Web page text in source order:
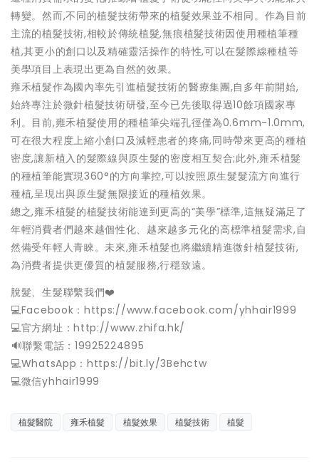
轉變。然而,不同的植髮技術帶來的植髮效果並不相同。作為目前
主流的植髮技術,相較於傳統植髮,無痕植髮技術因使用種植筆種
植,其更小的創口以及精確靈活操作的特性,可以在髮際線種植等
美學項目上表現出更為自然的效果。
雍禾植髮作為國內率先引進植髮技術的醫療集團,自多年前開始,
始終專注於微針植髮技術研發,至今已先後取得過10餘項國家專
利。目前,雍禾植髮使用的種植筆尖端孔徑僅為0.6mm-1.0mm,
可在很大程度上縮小創口及減輕患者的疼痛,同時帶來更高的種植
密度,讓新植入的髮際線與原生髮的密度相互契合;此外,雍禾植髮
的種植筆能實現360°的方向掌控,可以按照原生髮髮流方向進行
種植,呈現出與原生髮無限接近的種植效果。
總之,雍禾植髮的植髮技術能達到更高的“美學”標準,這無疑滿足了
年輕消費者們越來越個性化、越來越多元化的高標準植髮需求,自
然備受年輕人青睞。未來,雍禾植髮也將繼續精進微針植髮技術,
為消費者提供更優質的植髮服務,行穩致遠。
脫髮、生髮聯繫我們❤️
💻Facebook：https://www.facebook.com/yhhair1999
💻官方網址：http://www.zhifa.hk/
️🔊聯繫電話：19925224895
💻WhatsApp：https://bit.ly/3Behctw
💻微信yhhair1999
植髮醫院 雍禾植髮 植髮效果 植髮技術 植髮